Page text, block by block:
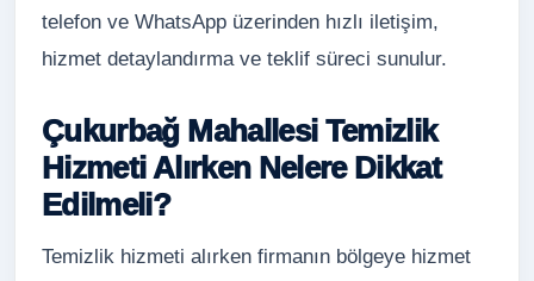
telefon ve WhatsApp üzerinden hızlı iletişim,
hizmet detaylandırma ve teklif süreci sunulur.
Çukurbağ Mahallesi Temizlik
Hizmeti Alırken Nelere Dikkat
Edilmeli?
Temizlik hizmeti alırken firmanın bölgeye hizmet